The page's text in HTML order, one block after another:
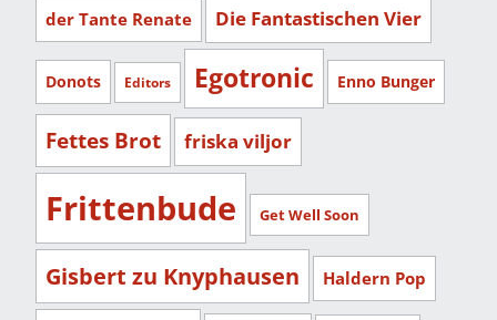
der Tante Renate Die Fantastischen Vier
Donots Editors Egotronic Enno Bunger
Fettes Brot friska viljor
Frittenbude Get Well Soon
Gisbert zu Knyphausen Haldern Pop